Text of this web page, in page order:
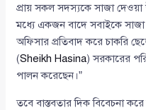
প্রায় সকল সদস্যকে সাজা
মধ্যে একজন বাদে সবাইকে
অফিসার প্রতিবাদ করে চাকরি
(Sheikh Hasina) সরকারের
পালন করেছেন।”
তবে বাস্তবতার দিক বিবেচনা